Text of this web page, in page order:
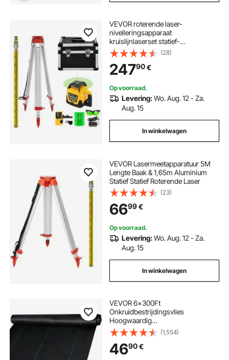
VEVOR roterende laser-
nivelleringsapparaat
kruislijnlaserset statief-
nivelleringsstaf
(28)
24790€
Op voorraad.
Levering:Wo. Aug. 12 - Za.
Aug. 15
In winkelwagen
VEVOR Lasermeetapparatuur 5M
Lengte Baak & 1,65m Aluminium
Statief Statief Roterende Laser
(23)
6699€
Op voorraad.
Levering:Wo. Aug. 12 - Za.
Aug. 15
In winkelwagen
VEVOR 6x300Ft
Onkruidbestrijdingsvlies
Hoogwaardig
onkruidbestrijdingsvlies Tuinvlies
Scheurvast
(1,554)
4690€